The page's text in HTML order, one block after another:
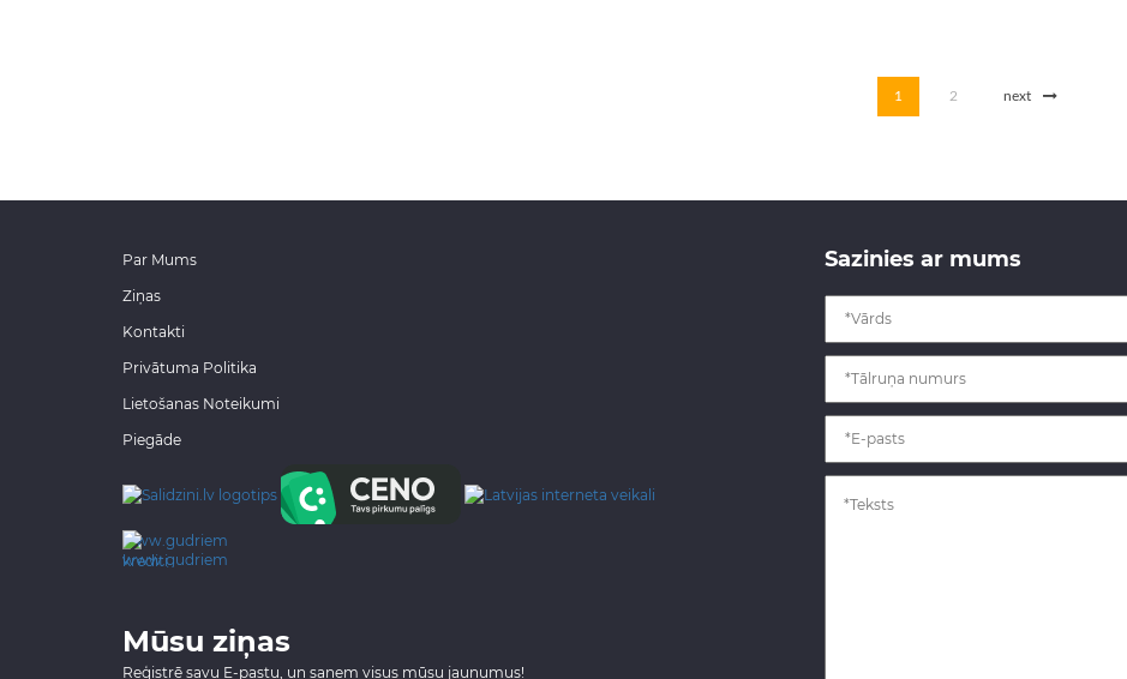
1 2 next
Par Mums
Ziņas
Kontakti
Privātuma Politika
Lietošanas Noteikumi
Piegāde
www.gudriem.lv/atrie-
krediti
Mūsu ziņas
Reģistrē savu E-pastu, un saņem visus mūsu jaunumus!
Sazinies ar mums